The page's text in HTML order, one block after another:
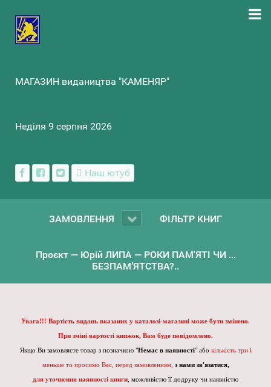
МАГАЗИН видаництва "КАМЕНЯР"
Неділя 9 серпня 2026
Наш ютуб
ЗАМОВЛЕННЯ ФІЛЬТР КНИГ
Проєкт — Юрій ЛИПА — РОКИ ПАМ'ЯТІ ЧИ ...
БЕЗПАМ’ЯТСТВА?..
Увага!!! Вартість видань вказаних у каталозі-магазині може бути змінено.
При зміні вартості книжок, Вам буде повідомлено.
Якщо Ви замовляєте товар з позначкою "Немає в наявності" або кількість три і
меньше то просимо Вас, перед замовленням, з нами зв'язатися,
для уточнення наявності книги , можливістю її додруку чи наявністю